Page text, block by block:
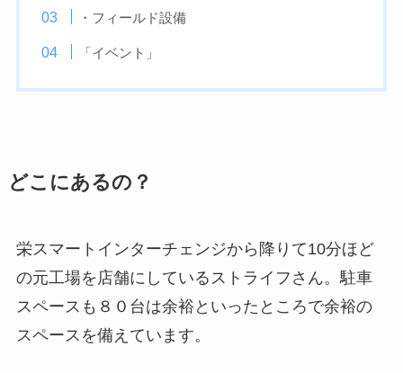
・フィールド設備
「イベント」
どこにあるの？
栄スマートインターチェンジから降りて10分ほど
の元工場を店舗にしているストライフさん。駐車
スペースも８０台は余裕といったところで余裕の
スペースを備えています。